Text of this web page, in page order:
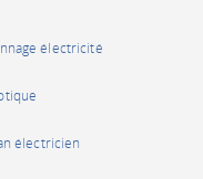
électricité
électricien